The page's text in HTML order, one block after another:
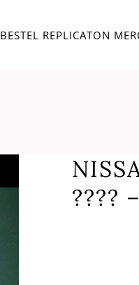
BESTEL REPLICATON
????